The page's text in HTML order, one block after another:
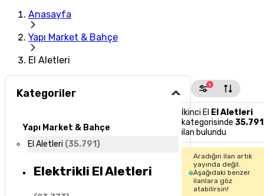
Anasayfa
Yapı Market & Bahçe
El Aletleri
Kategoriler
Yapı Market & Bahçe
El Aletleri (35.791)
Elektrikli El Aletleri
1
İkinci El El Aletleri
kategorisinde 35.791
ilan bulundu
Aradığın ilan artık
yayında değil.
Aşağıdaki benzer
ilanlara göz
atabilirsin!